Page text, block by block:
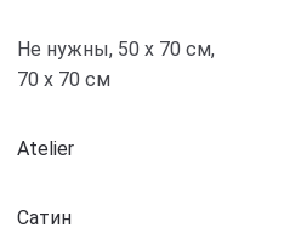
Не нужны, 50 x 70 см,
70 x 70 см
Atelier
Cатин